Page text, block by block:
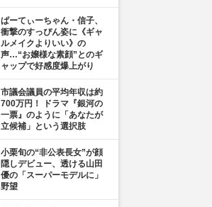
ぱーてぃーちゃん・信子、
衝撃のすっぴん姿に《ギャ
ルメイクよりいい》の
声…“お嬢様な素顔”とのギ
ャップで好感度爆上がり
市議会議員の平均年収は約
700万円！ ドラマ『銀河の
一票』のように「あなたが
立候補」という選択肢
小栗旬の“非公表長女”が顔
隠しデビュー、透ける山田
優の「スーパーモデルに」
野望